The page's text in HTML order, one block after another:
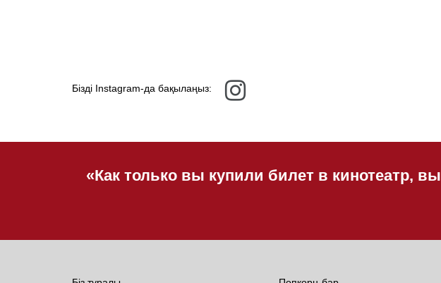
Бізді Instagram-да бақылаңыз:
«Как только вы купили билет в кинотеатр,